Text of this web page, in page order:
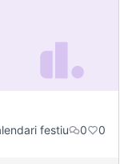
festiu 0 0